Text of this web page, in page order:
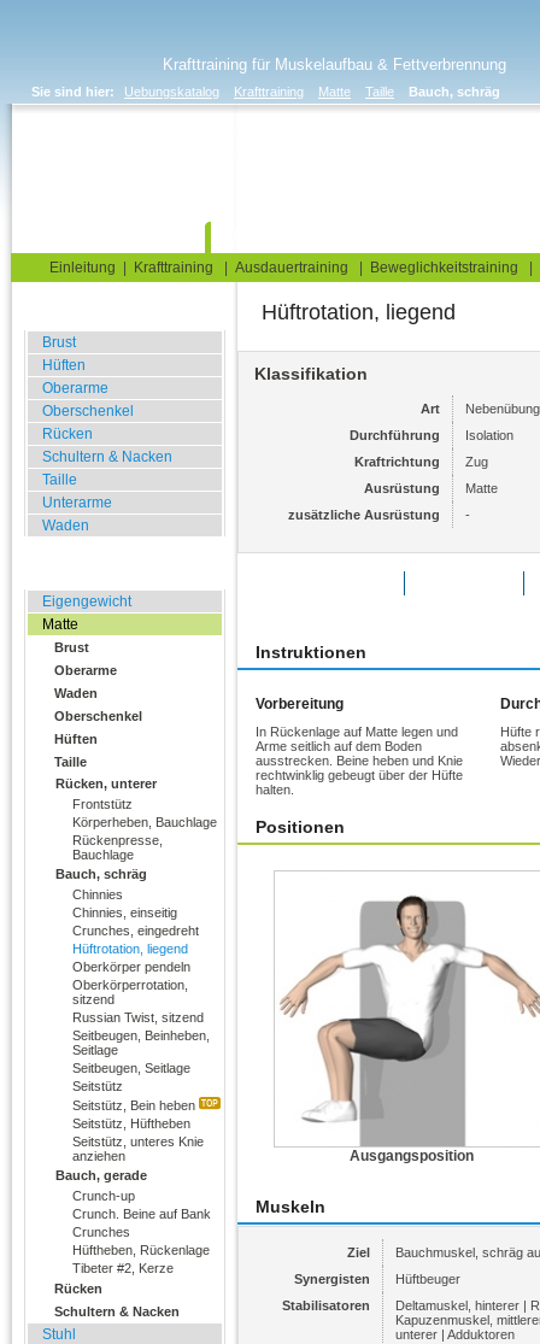
Krafttraining für Muskelaufbau & Fettverbrennung
Sie sind hier: Uebungskatalog Krafttraining Matte Taille Bauch, schräg
Einleitung Krafttraining Ausdauertraining Beweglichkeitstraining
Brust
Hüften
Oberarme
Oberschenkel
Rücken
Schultern & Nacken
Taille
Unterarme
Waden
Eigengewicht
Matte
Brust
Oberarme
Waden
Oberschenkel
Hüften
Taille
Rücken, unterer
Frontstütz
Körperheben, Bauchlage
Rückenpresse,
Bauchlage
Bauch, schräg
Chinnies
Chinnies, einseitig
Crunches, eingedreht
Hüftrotation, liegend
Oberkörper pendeln
Oberkörperrotation,
sitzend
Russian Twist, sitzend
Seitbeugen, Beinheben,
Seitlage
Seitbeugen, Seitlage
Seitstütz
Seitstütz, Bein heben
Seitstütz, Hüftheben
Seitstütz, unteres Knie
anziehen
Bauch, gerade
Crunch-up
Crunch. Beine auf Bank
Crunches
Hüftheben, Rückenlage
Tibeter #2, Kerze
Rücken
Schultern & Nacken
Stuhl
Hüftrotation, liegend
Klassifikation
Art
Nebenübung
Durchführung
Isolation
Kraftrichtung
Zug
Ausrüstung
Matte
zusätzliche Ausrüstung
-
Instruktionen
Vorbereitung
In Rückenlage auf Matte legen und
Arme seitlich auf dem Boden
ausstrecken. Beine heben und Knie
rechtwinklig gebeugt über der Hüfte
halten.
Hüfte
Positionen
Ausgangsposition
Muskeln
Ziel
Bauchmuskel, schräg
Synergisten
Hüftbeuger
Stabilisatoren
Deltamuskel, hinterer |
Kapuzenmuskel,
unterer | Adduktoren